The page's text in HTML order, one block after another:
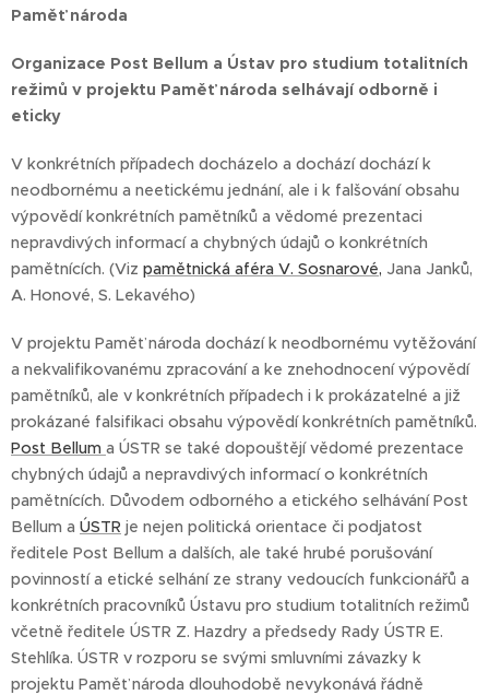
Paměť národa
Organizace Post Bellum a Ústav pro studium totalitních
režimů v projektu Paměť národa selhávají odborně i
eticky
V konkrétních případech docházelo a dochází dochází k
neodbornému a neetickému jednání, ale i k falšování obsahu
výpovědí konkrétních pamětníků a vědomé prezentaci
nepravdivých informací a chybných údajů o konkrétních
pamětnících. (Viz pamětnická aféra V. Sosnarové, Jana Janků,
A. Honové, S. Lekavého)
V projektu Paměť národa dochází k neodbornému vytěžování
a nekvalifikovanému zpracování a ke znehodnocení výpovědí
pamětníků, ale v konkrétních případech i k prokázatelné a již
prokázané falsifikaci obsahu výpovědí konkrétních pamětníků.
Post Bellum a ÚSTR se také dopouštějí vědomé prezentace
chybných údajů a nepravdivých informací o konkrétních
pamětnících. Důvodem odborného a etického selhávání Post
Bellum a ÚSTR je nejen politická orientace či podjatost
ředitele Post Bellum a dalších, ale také hrubé porušování
povinností a etické selhání ze strany vedoucích funkcionářů a
konkrétních pracovníků Ústavu pro studium totalitních režimů
včetně ředitele ÚSTR Z. Hazdry a předsedy Rady ÚSTR E.
Stehlíka. ÚSTR v rozporu se svými smluvními závazky k
projektu Paměť národa dlouhodobě nevykonává řádně